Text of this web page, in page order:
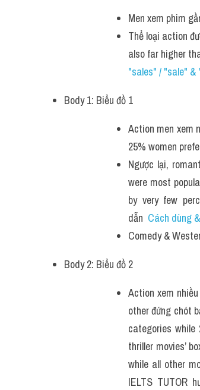
Men xem phim
Thể loại action
also far higher
"sales" / "sale" &
Body 1: Biểu đồ 1
Action men xem
25% women
Ngược lại,
were most
by very few
dẫn Cách dùng
Comedy &
Body 2: Biểu đồ 2
Action xem
other đứng chót
categories
thriller movies’
while all other
IELTS  TUTOR